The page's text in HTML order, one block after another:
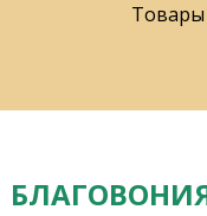
Товары
БЛАГОВОНИЯ